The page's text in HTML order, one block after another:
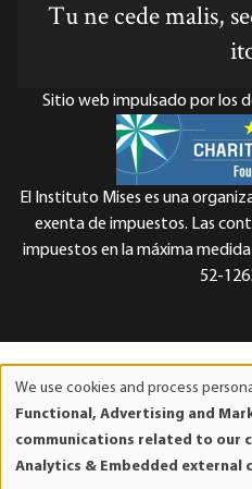
Tu ne cede malis,
Sitio web impulsado por los
El Instituto Mises es una
exenta de impuestos. Las
impuestos en la máxima
52-
We use cookies and process
Functional, Advertising and
communications related to our
Analytics & Embedded external